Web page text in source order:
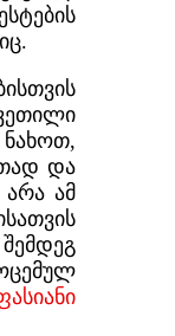
და
ამ